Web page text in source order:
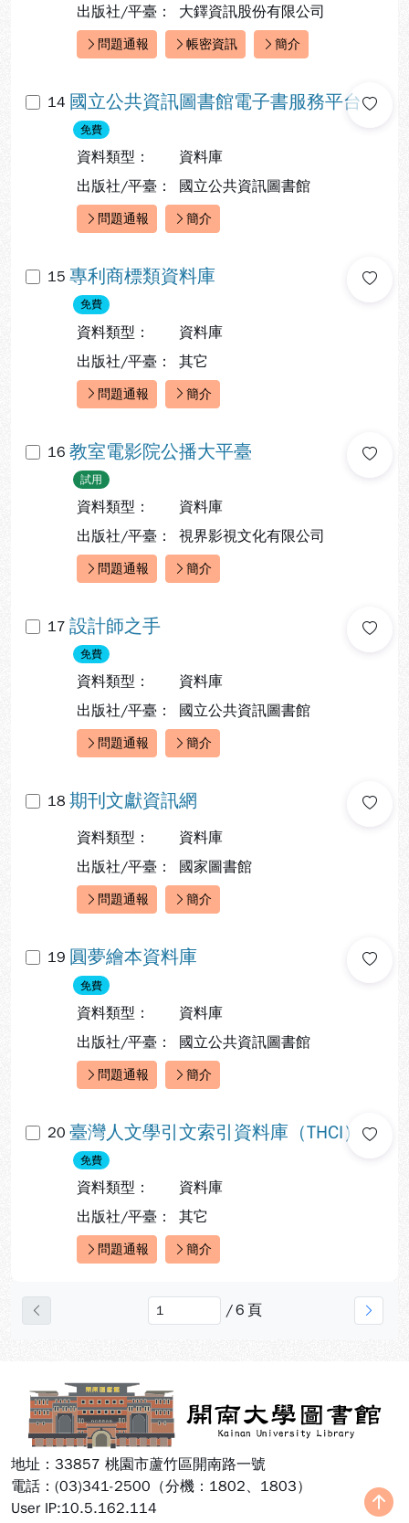
出版社/平臺：
大鐸資訊股份有限公司
快速連結：
問題通報 帳密資訊 簡介
14 國立公共資訊圖書館電子書服務平台
免費
資料類型：
資料庫
出版社/平臺：
國立公共資訊圖書館
快速連結：
問題通報 簡介
15 專利商標類資料庫
免費
資料類型：
資料庫
出版社/平臺：
其它
快速連結：
問題通報 簡介
16 教室電影院公播大平臺
試用
資料類型：
資料庫
出版社/平臺：
視界影視文化有限公司
快速連結：
問題通報 簡介
17 設計師之手
免費
資料類型：
資料庫
出版社/平臺：
國立公共資訊圖書館
快速連結：
問題通報 簡介
18 期刊文獻資訊網
資料類型：
資料庫
出版社/平臺：
國家圖書館
快速連結：
問題通報 簡介
19 圓夢繪本資料庫
免費
資料類型：
資料庫
出版社/平臺：
國立公共資訊圖書館
快速連結：
問題通報 簡介
20 臺灣人文學引文索引資料庫（THCI）
免費
資料類型：
資料庫
出版社/平臺：
其它
快速連結：
問題通報 簡介
/6 頁
地址：33857 桃園市蘆竹區開南路一號
電話：(03)341-2500（分機：1802、1803）
User IP:10.5.162.114